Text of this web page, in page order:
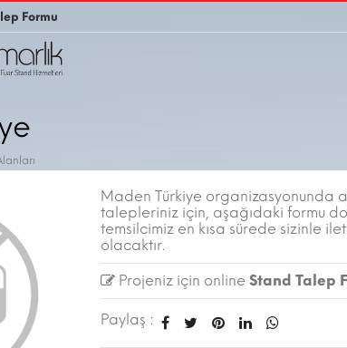
Formu
Maden Türkiye organizasyonunda
talepleriniz için, aşağıdaki formu
temsilcimiz en kısa sürede sizinle
olacaktır.
Projeniz için online Stand Talep
Paylaş :